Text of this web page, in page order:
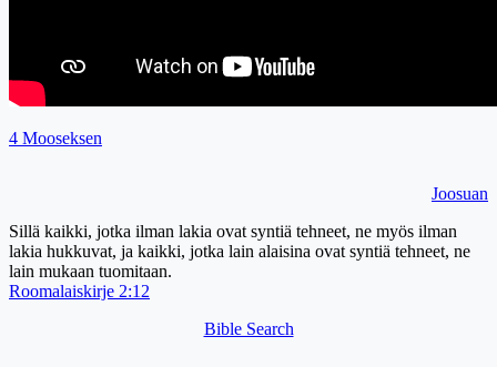
4 Mooseksen
Joosuan
Sillä kaikki, jotka ilman lakia ovat syntiä tehneet, ne myös ilman
lakia hukkuvat, ja kaikki, jotka lain alaisina ovat syntiä tehneet, ne
lain mukaan tuomitaan.
Roomalaiskirje 2:12
Bible Search